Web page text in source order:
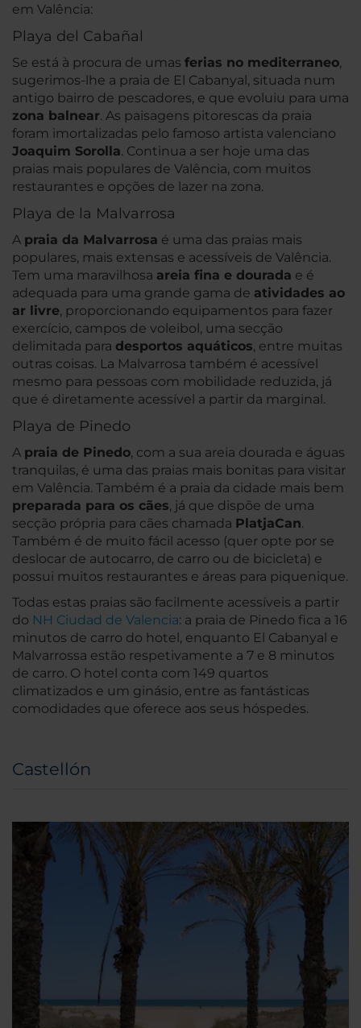
em Valência:
Playa del Cabañal
Se está à procura de umas ferias no mediterraneo,
sugerimos-lhe a praia de El Cabanyal, situada num
antigo bairro de pescadores, e que evoluiu para uma
zona balnear. As paisagens pitorescas da praia
foram imortalizadas pelo famoso artista valenciano
Joaquim Sorolla. Continua a ser hoje uma das
praias mais populares de Valência, com muitos
restaurantes e opções de lazer na zona.
Playa de la Malvarrosa
A praia da Malvarrosa é uma das praias mais
populares, mais extensas e acessíveis de Valência.
Tem uma maravilhosa areia fina e dourada e é
adequada para uma grande gama de atividades ao
ar livre, proporcionando equipamentos para fazer
exercício, campos de voleibol, uma secção
delimitada para desportos aquáticos, entre muitas
outras coisas. La Malvarrosa também é acessível
mesmo para pessoas com mobilidade reduzida, já
que é diretamente acessível a partir da marginal.
Playa de Pinedo
A praia de Pinedo, com a sua areia dourada e águas
tranquilas, é uma das praias mais bonitas para visitar
em Valência. Também é a praia da cidade mais bem
preparada para os cães, já que dispõe de uma
secção própria para cães chamada PlatjaCan.
Também é de muito fácil acesso (quer opte por se
deslocar de autocarro, de carro ou de bicicleta) e
possui muitos restaurantes e áreas para piquenique.
Todas estas praias são facilmente acessíveis a partir
do NH Ciudad de Valencia: a praia de Pinedo fica a 16
minutos de carro do hotel, enquanto El Cabanyal e
Malvarrossa estão respetivamente a 7 e 8 minutos
de carro. O hotel conta com 149 quartos
climatizados e um ginásio, entre as fantásticas
comodidades que oferece aos seus hóspedes.
Castellón